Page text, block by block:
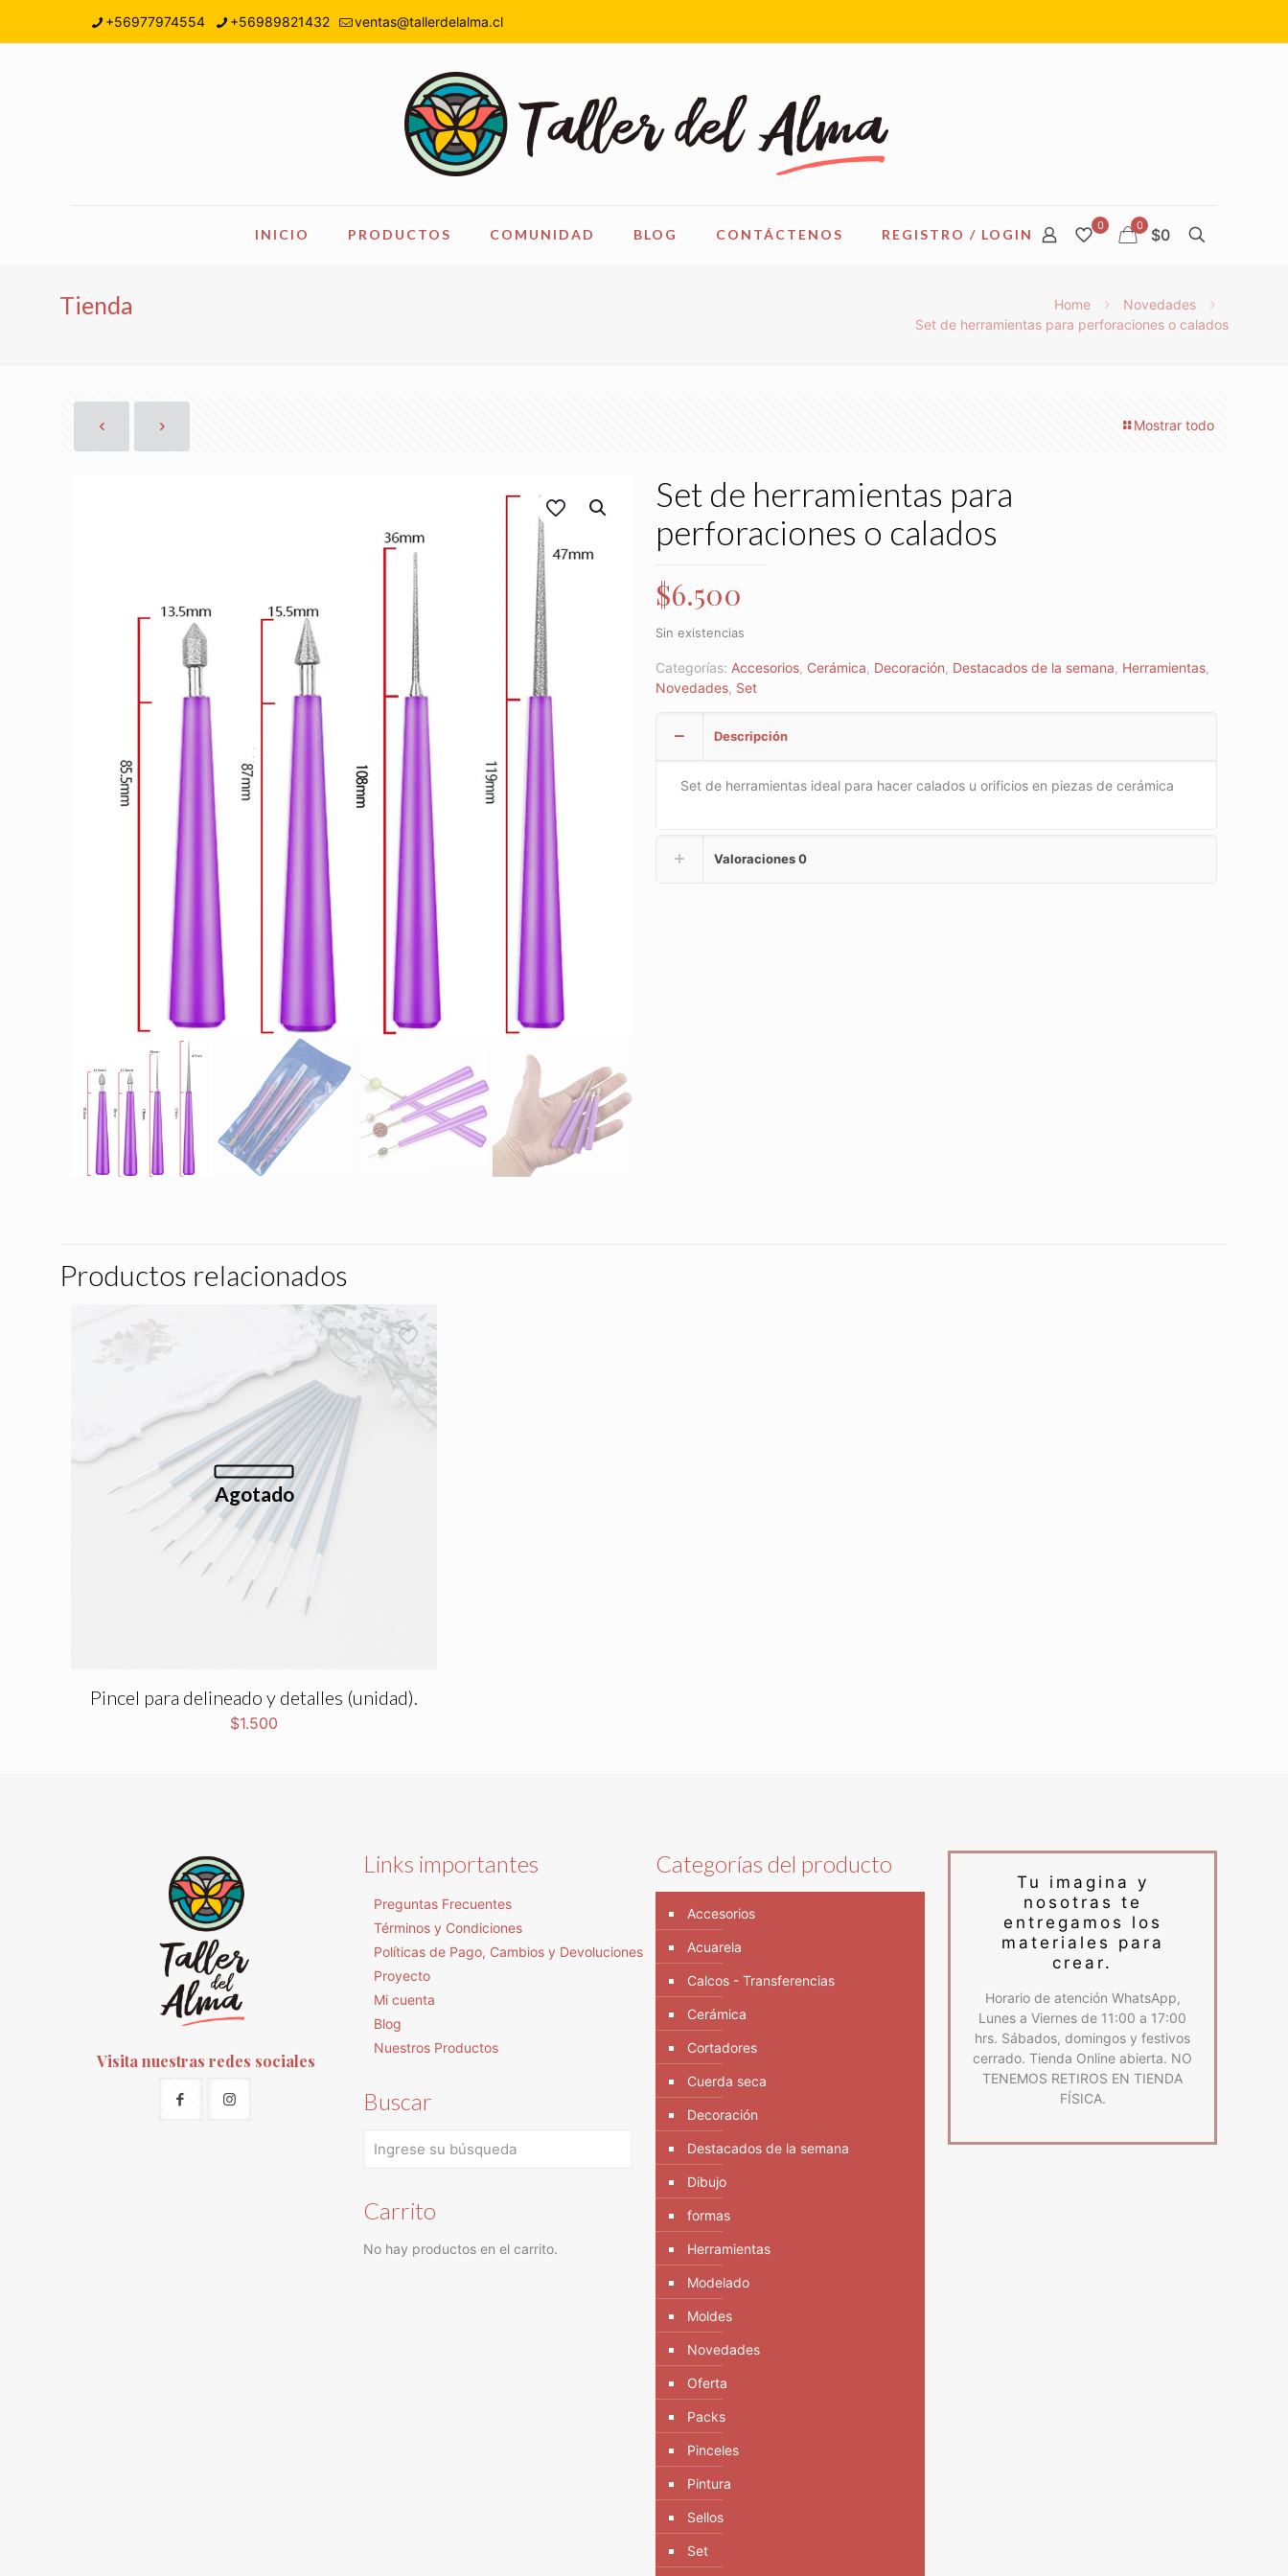
+56977974554 +56989821432 ventas@tallerdelalma.cl
INICIO PRODUCTOS COMUNIDAD BLOG CONTÁCTENOS REGISTRO / LOGIN
0 0 $0
Tienda Home
Novedades
Set de herramientas para perforaciones o calados
Mostrar todo
Set de herramientas para
perforaciones o calados
$6.500
Sin existencias
Categorías: Accesorios, Cerámica, Decoración, Destacados de la semana, Herramientas,
Novedades, Set
Descripción
Set de herramientas ideal para hacer calados u orificios en piezas de cerámica
Valoraciones0
Productos relacionados
Agotado
Pincel para delineado y detalles (unidad).
$1.500
Visita nuestras redes sociales
Links importantes
Preguntas Frecuentes
Términos y Condiciones
Políticas de Pago, Cambios y Devoluciones
Proyecto
Mi cuenta
Blog
Nuestros Productos
Buscar
Carrito
No hay productos en el carrito.
Categorías del producto
Accesorios
Acuarela
Calcos - Transferencias
Cerámica
Cortadores
Cuerda seca
Decoración
Destacados de la semana
Dibujo
formas
Herramientas
Modelado
Moldes
Novedades
Oferta
Packs
Pinceles
Pintura
Sellos
Set
Tu imagina y
nosotras te
entregamos los
materiales para
crear.
Horario de atención WhatsApp,
Lunes a Viernes de 11:00 a 17:00
hrs. Sábados, domingos y festivos
cerrado. Tienda Online abierta. NO
TENEMOS RETIROS EN TIENDA
FÍSICA.